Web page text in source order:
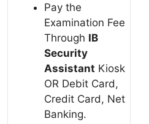
Pay the
Examination Fee
Through IB
Security
Assistant Kiosk
OR Debit Card,
Credit Card, Net
Banking.